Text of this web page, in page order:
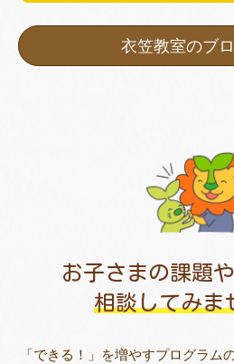
衣笠教室のブ
お子さまの課題
相談してみま
「できる！」を増やすプログラム